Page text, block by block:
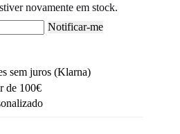
novamente em stock.
Notificar-me
sem juros (Klarna)
de 100€